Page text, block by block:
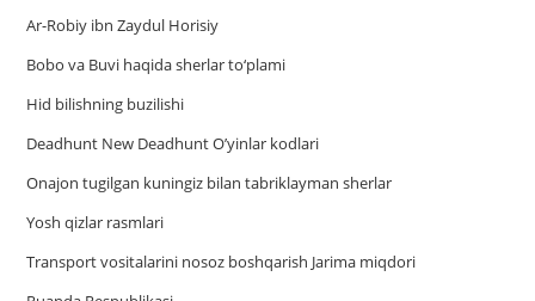
Ar-Robiy ibn Zaydul Horisiy
Bobo va Buvi haqida sherlar to‘plami
Hid bilishning buzilishi
Deadhunt New Deadhunt O’yinlar kodlari
Onajon tugilgan kuningiz bilan tabriklayman sherlar
Yosh qizlar rasmlari
Trаnsport vositаlаrini nosoz boshqаrish Jаrimа miqdori